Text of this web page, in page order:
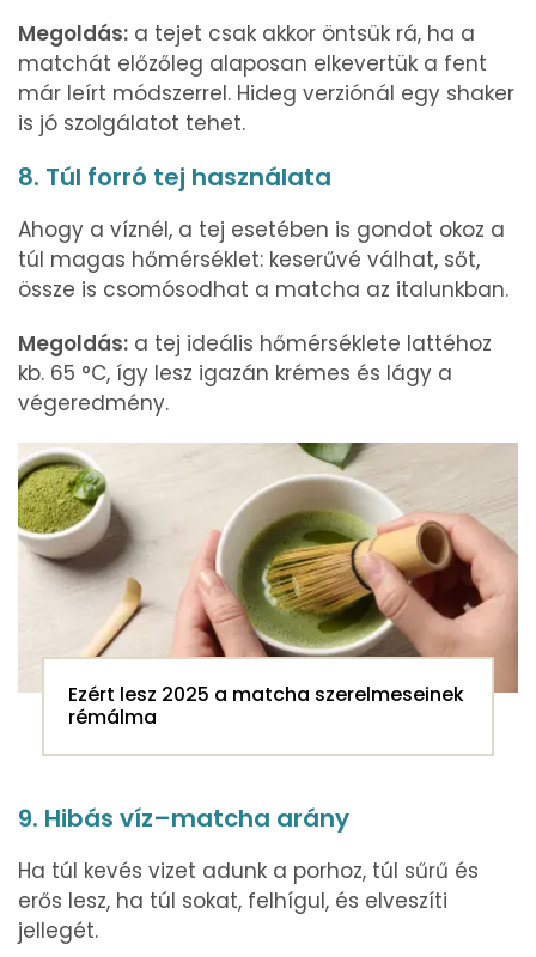
Megoldás: a tejet csak akkor öntsük rá, ha a
matchát előzőleg alaposan elkevertük a fent
már leírt módszerrel. Hideg verziónál egy shaker
is jó szolgálatot tehet.
8. Túl forró tej használata
Ahogy a víznél, a tej esetében is gondot okoz a
túl magas hőmérséklet: keserűvé válhat, sőt,
össze is csomósodhat a matcha az italunkban.
Megoldás: a tej ideális hőmérséklete lattéhoz
kb. 65 °C, így lesz igazán krémes és lágy a
végeredmény.
Ezért lesz 2025 a matcha szerelmeseinek
rémálma
9. Hibás víz–matcha arány
Ha túl kevés vizet adunk a porhoz, túl sűrű és
erős lesz, ha túl sokat, felhígul, és elveszíti
jellegét.